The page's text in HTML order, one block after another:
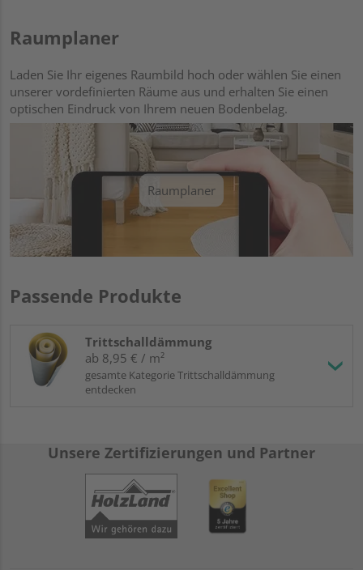
Raumplaner
Laden Sie Ihr eigenes Raumbild hoch oder wählen Sie einen
unserer vordefinierten Räume aus und erhalten Sie einen
optischen Eindruck von Ihrem neuen Bodenbelag.
Raumplaner
Passende Produkte
Trittschalldämmung
ab 8,95 € / m²
gesamte Kategorie Trittschalldämmung
entdecken
Unsere Zertifizierungen und Partner